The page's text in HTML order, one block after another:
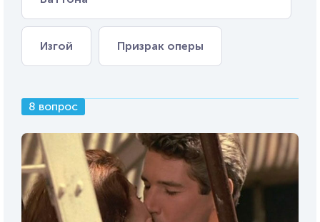
Изгой Призрак оперы
8 вопрос